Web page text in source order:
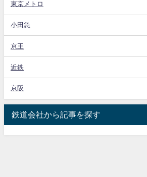
東京メトロ
小田急
京王
近鉄
京阪
鉄道会社から記事を探す